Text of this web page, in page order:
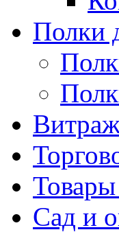
Полки
Сад и